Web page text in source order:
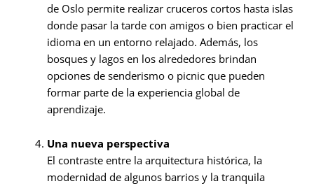
de Oslo permite realizar cruceros cortos hasta islas
donde pasar la tarde con amigos o bien practicar el
idioma en un entorno relajado. Además, los
bosques y lagos en los alrededores brindan
opciones de senderismo o picnic que pueden
formar parte de la experiencia global de
aprendizaje.
Una nueva perspectiva
El contraste entre la arquitectura histórica, la
modernidad de algunos barrios y la tranquila